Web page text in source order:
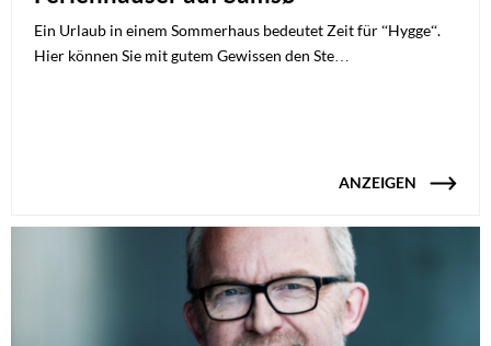
Ein Urlaub in einem Sommerhaus bedeutet Zeit für “Hygge“.
Hier können Sie mit gutem Gewissen den Ste…
ANZEIGEN